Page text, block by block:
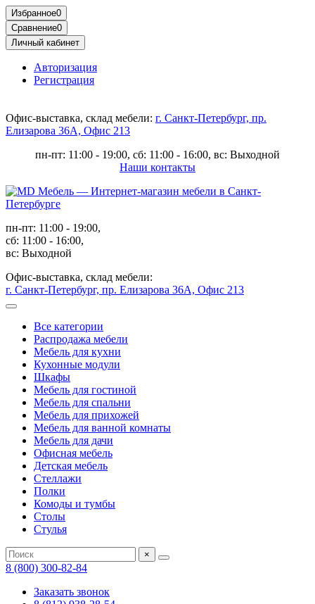
Избранное0
Сравнение0
Личный кабинет
Авторизация
Регистрация
Офис-выставка, склад мебели: г. Санкт-Петербург, пр.
Елизарова 36А, Офис 213
пн-пт: 11:00 - 19:00, сб: 11:00 - 16:00, вс: Выходной
Наши контакты
пн-пт: 11:00 - 19:00,
сб: 11:00 - 16:00,
вс: Выходной
Офис-выставка, склад мебели:
г. Санкт-Петербург, пр. Елизарова 36А, Офис 213
Все категории
Распродажа мебели
Мебель для кухни
Кухонные модули
Шкафы
Мебель для гостиной
Мебель для спальни
Мебель для прихожей
Мебель для ванной комнаты
Мебель для дачи
Офисная мебель
Детская мебель
Стеллажи
Полки
Комоды и тумбы
Столы
Стулья
×
8 (800) 300-82-84
Заказать звонок